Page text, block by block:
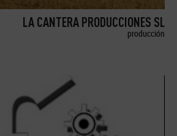
LA CANTERA PRODUCCIONES SL
producción